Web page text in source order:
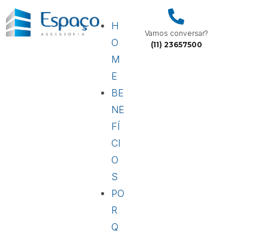
H
O
M
E
BE
NE
FÍ
CI
O
S
PO
R
Q
Vamos conversar?
(11) 23657500